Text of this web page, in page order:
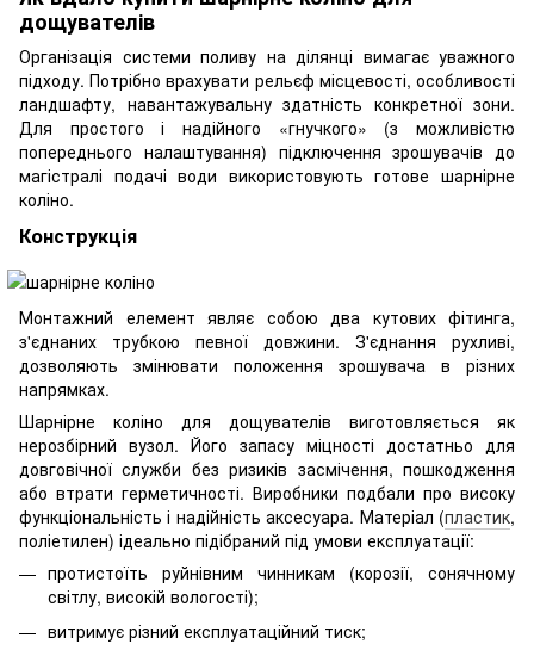
дощувателів
Організація системи поливу на ділянці вимагає уважного
підходу. Потрібно врахувати рельєф місцевості, особливості
ландшафту, навантажувальну здатність конкретної зони.
Для простого і надійного «гнучкого» (з можливістю
попереднього налаштування) підключення зрошувачів до
магістралі подачі води використовують готове шарнірне
коліно.
Конструкція
Монтажний елемент являє собою два кутових фітинга,
з'єднаних трубкою певної довжини. З'єднання рухливі,
дозволяють змінювати положення зрошувача в різних
напрямках.
Шарнірне коліно для дощувателів виготовляється як
нерозбірний вузол. Його запасу міцності достатньо для
довговічної служби без ризиків засмічення, пошкодження
або втрати герметичності. Виробники подбали про високу
функціональність і надійність аксесуара. Матеріал (пластик,
поліетилен) ідеально підібраний під умови експлуатації:
протистоїть руйнівним чинникам (корозії, сонячному
світлу, високій вологості);
витримує різний експлуатаційний тиск;